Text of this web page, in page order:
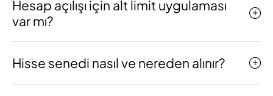
Hesap açılışı için alt limit uygulaması
var mı?
Hisse senedi nasıl ve nereden alınır?